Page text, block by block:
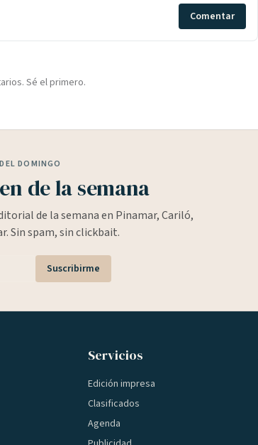
Comentar
Sé el primero.
DOMINGO
de la semana
de la semana en Pinamar, Cariló,
Sin spam, sin clickbait.
Suscribirme
Servicios
Edición impresa
Clasificados
Agenda